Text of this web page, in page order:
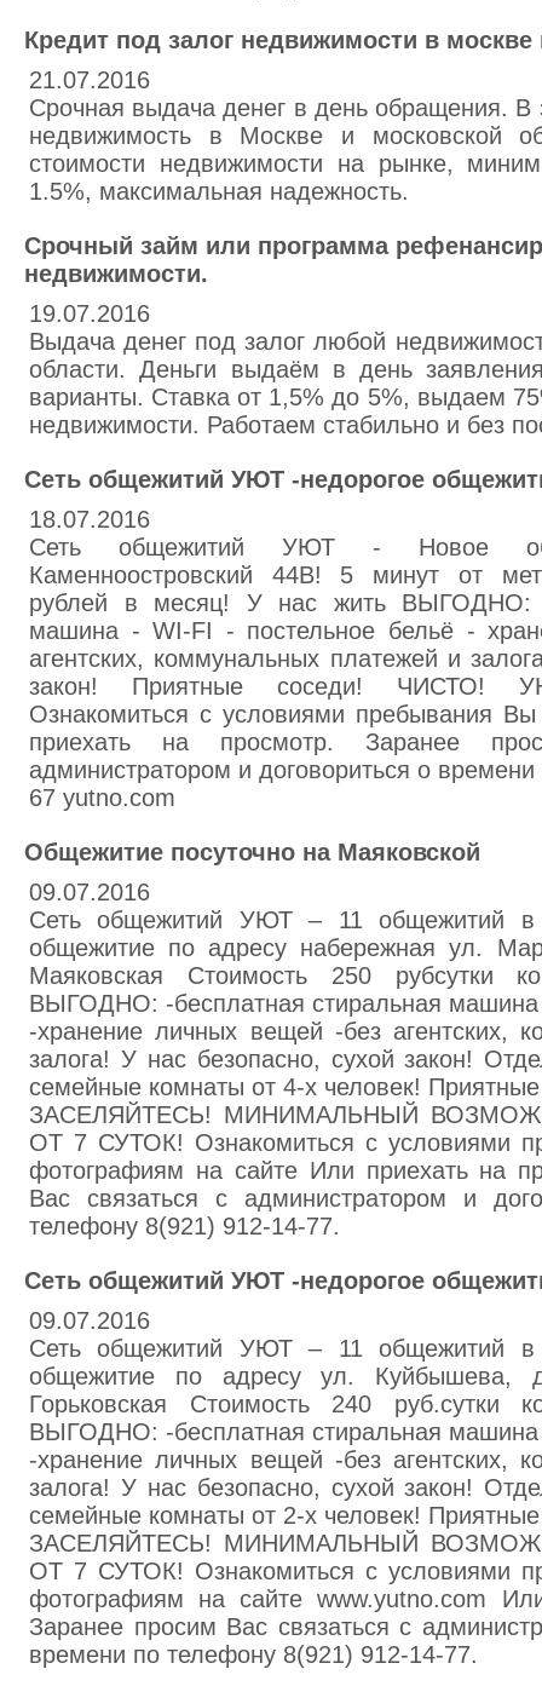
Кредит под залог недвижимости в
21.07.2016
Срочная выдача денег в день обращения. В
недвижимость в Москве и московской
стоимости недвижимости на рынке,
1.5%, максимальная надежность.
Срочный займ или программа
недвижимости.
19.07.2016
Выдача денег под залог любой
области. Деньги выдаём в день
варианты. Ставка от 1,5% до 5%, выдаем
недвижимости. Работаем стабильно и без
Сеть общежитий УЮТ -недорогое
18.07.2016
Сеть общежитий УЮТ - Новое
Каменноостровский 44В! 5 минут от
рублей в месяц! У нас жить ВЫГОДНО: -
машина - WI-FI - постельное бельё -
агентских, коммунальных платежей и
закон! Приятные соседи! ЧИСТО!
Ознакомиться с условиями пребывания
приехать на просмотр. Заранее
администратором и договориться о
67 yutno.com
Общежитие посуточно на Маяковской
09.07.2016
Сеть общежитий УЮТ – 11 общежитий в
общежитие по адресу набережная ул.
Маяковская Стоимость 250 рубсутки
ВЫГОДНО: -бесплатная стиральная машина
-хранение личных вещей -без агентских,
залога! У нас безопасно, сухой закон!
семейные комнаты от 4-х человек!
ЗАСЕЛЯЙТЕСЬ! МИНИМАЛЬНЫЙ
ОТ 7 СУТОК! Ознакомиться с условиями
фотографиям на сайте Или приехать на
Вас связаться с администратором и
телефону 8(921) 912-14-77.
Сеть общежитий УЮТ -недорогое
09.07.2016
Сеть общежитий УЮТ – 11 общежитий в
общежитие по адресу ул. Куйбышева,
Горьковская Стоимость 240 руб.сутки
ВЫГОДНО: -бесплатная стиральная машина
-хранение личных вещей -без агентских,
залога! У нас безопасно, сухой закон!
семейные комнаты от 2-х человек!
ЗАСЕЛЯЙТЕСЬ! МИНИМАЛЬНЫЙ
ОТ 7 СУТОК! Ознакомиться с условиями
фотографиям на сайте www.yutno.com
Заранее просим Вас связаться с
времени по телефону 8(921) 912-14-77.